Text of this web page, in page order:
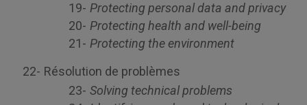
Protecting personal data and privacy
Protecting health and well-being
Protecting the environment
Résolution de problèmes
Solving technical problems